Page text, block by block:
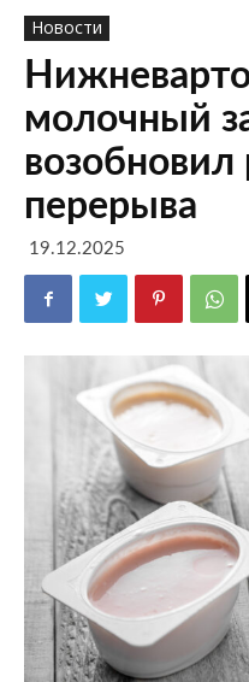
Новости
молочный
возобновил
перерыва
19.12.2025